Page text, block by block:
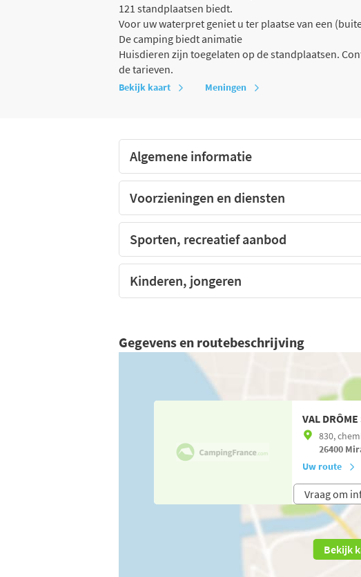
121 standplaatsen biedt.
Voor uw waterpret geniet u ter plaatse van een
De camping biedt animatie
Huisdieren zijn toegelaten op de standplaatsen.
de tarieven.
Bekijk kaart Meningen
Algemene informatie
Voorzieningen en diensten
Sporten, recreatief aanbod
Kinderen, jongeren
Gegevens en routebeschrijving
VAL
830,
26400
Uw route
Vraag om
Bekijk